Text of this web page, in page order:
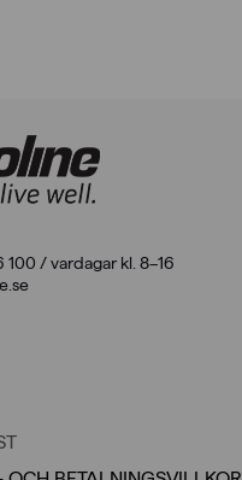
100 / vardagar kl. 8–16